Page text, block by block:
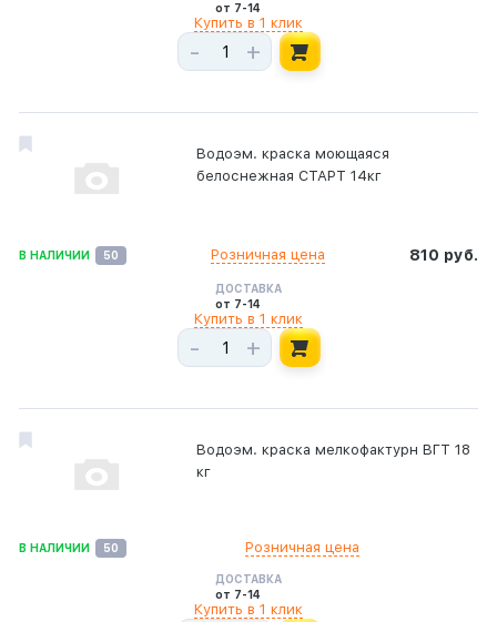
от 7-14
- +
Купить в 1 клик
Водоэм. краска моющаяся
белоснежная СТАРТ 14кг
В НАЛИЧИИ 50 810 руб.
Розничная цена
ДОСТАВКА
от 7-14
- +
Купить в 1 клик
Водоэм. краска мелкофактурн ВГТ 18
кг
В НАЛИЧИИ 50 Розничная цена
ДОСТАВКА
от 7-14
Купить в 1 клик